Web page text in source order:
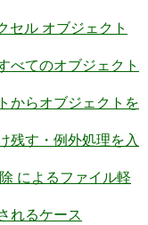
セル オブジェクト
べてのオブジェクト
からオブジェクトを
残す・例外処理を入
によるファイル軽
れるケース